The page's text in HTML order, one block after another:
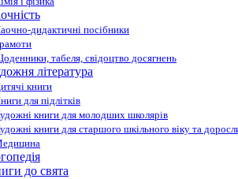
дидактичні посібники
табеля, свідоцтво досягнень
література
книги
для підлітків
книги для молодших школярів
книги для старшого шкільного віку та
до свята